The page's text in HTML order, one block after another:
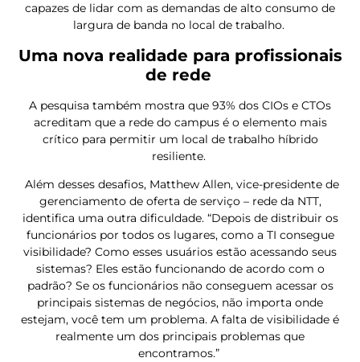
capazes de lidar com as demandas de alto consumo de
largura de banda no local de trabalho.
Uma nova realidade para profissionais
de rede
A pesquisa também mostra que 93% dos CIOs e CTOs
acreditam que a rede do campus é o elemento mais
crítico para permitir um local de trabalho híbrido
resiliente.
Além desses desafios, Matthew Allen, vice-presidente de
gerenciamento de oferta de serviço – rede da NTT,
identifica uma outra dificuldade. “Depois de distribuir os
funcionários por todos os lugares, como a TI consegue
visibilidade? Como esses usuários estão acessando seus
sistemas? Eles estão funcionando de acordo com o
padrão? Se os funcionários não conseguem acessar os
principais sistemas de negócios, não importa onde
estejam, você tem um problema. A falta de visibilidade é
realmente um dos principais problemas que
encontramos.”